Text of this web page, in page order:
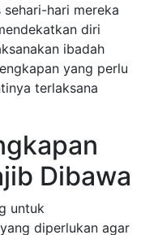
hari mereka
diri
ibadah
yang perlu
terlaksana
Dibawa
untuk
diperlukan agar